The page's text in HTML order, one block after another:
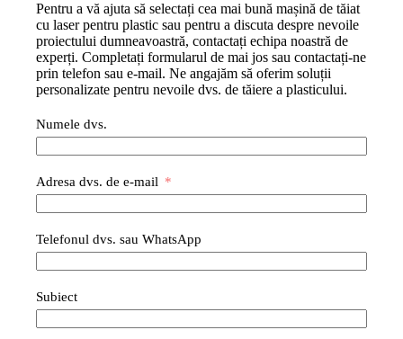
Pentru a vă ajuta să selectați cea mai bună mașină de tăiat
cu laser pentru plastic sau pentru a discuta despre nevoile
proiectului dumneavoastră, contactați echipa noastră de
experți. Completați formularul de mai jos sau contactați-ne
prin telefon sau e-mail. Ne angajăm să oferim soluții
personalizate pentru nevoile dvs. de tăiere a plasticului.
Numele dvs.
Adresa dvs. de e-mail
Telefonul dvs. sau WhatsApp
Subiect